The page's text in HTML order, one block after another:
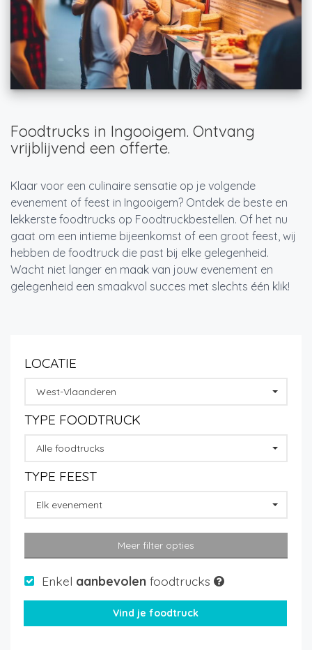
Foodtrucks in Ingooigem. Ontvang
vrijblijvend een offerte.
Klaar voor een culinaire sensatie op je volgende
evenement of feest in Ingooigem? Ontdek de beste en
lekkerste foodtrucks op Foodtruckbestellen. Of het nu
gaat om een intieme bijeenkomst of een groot feest, wij
hebben de foodtruck die past bij elke gelegenheid.
Wacht niet langer en maak van jouw evenement en
gelegenheid een smaakvol succes met slechts één klik!
LOCATIE
West-Vlaanderen
TYPE FOODTRUCK
Alle foodtrucks
TYPE FEEST
Elk evenement
Meer filter opties
Enkel aanbevolen foodtrucks